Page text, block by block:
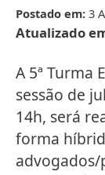
Postado em: 3
Atualizado
A 5ª Turma
sessão de
14h, será
forma